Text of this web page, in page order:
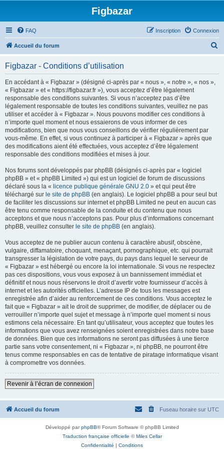
Figbazar
FAQ Connexion
Inscription
Accueil du forum
Figbazar - Conditions d’utilisation
En accédant à « Figbazar » (désigné ci-après par « nous », « notre », « nos »,
« Figbazar » et « https://figbazar.fr »), vous acceptez d’être légalement
responsable des conditions suivantes. Si vous n’acceptez pas d’être
légalement responsable de toutes les conditions suivantes, veuillez ne pas
utiliser et accéder à « Figbazar ». Nous pouvons modifier ces conditions à
n’importe quel moment et nous essaierons de vous informer de ces
modifications, bien que nous vous conseillons de vérifier régulièrement par
vous-même. En effet, si vous continuez à participer à « Figbazar » après que
des modifications aient été effectuées, vous acceptez d’être légalement
responsable des conditions modifiées et mises à jour.
Nos forums sont développés par phpBB (désignés ci-après par « logiciel
phpBB » et « phpBB Limited ») qui est un logiciel de forum de discussions
déclaré sous la « licence publique générale GNU 2.0 » et qui peut être
téléchargé sur le site de phpBB (en anglais). Le logiciel phpBB a pour seul but
de faciliter les discussions sur internet et phpBB Limited ne peut en aucun cas
être tenu comme responsable de la conduite et du contenu que nous
acceptons et que nous n’acceptons pas. Pour plus d’informations concernant
phpBB, veuillez consulter le site de phpBB (en anglais).
Vous acceptez de ne publier aucun contenu à caractère abusif, obscène,
vulgaire, diffamatoire, choquant, menaçant, pornographique, etc. qui pourrait
transgresser la législation de votre pays, du pays dans lequel le serveur de
« Figbazar » est hébergé ou encore la loi internationale. Si vous ne respectez
pas ces dispositions, vous vous exposez à un bannissement immédiat et
définitif et nous nous réservons le droit d’avertir votre fournisseur d’accès à
internet et les autorités officielles. L’adresse IP de tous les messages est
enregistrée afin d’aider au renforcement de ces conditions. Vous acceptez le
fait que « Figbazar » ait le droit de supprimer, de modifier, de déplacer ou de
verrouiller n’importe quel sujet et message à n’importe quel moment si nous
estimons cela nécessaire. En tant qu’utilisateur, vous acceptez que toutes les
informations que vous avez renseignées soient enregistrées dans notre base
de données. Bien que ces informations ne seront pas diffusées à une tierce
partie sans votre consentement, ni « Figbazar », ni phpBB, ne pourront être
tenus comme responsables en cas de tentative de piratage informatique visant
à compromettre vos données.
Revenir à l’écran de connexion
Accueil du forum Fuseau horaire sur UTC
Développé parphpBB® Forum Software © phpBB Limited
Traduction française officielle ©Miles Cellar
Confidentialité | Conditions